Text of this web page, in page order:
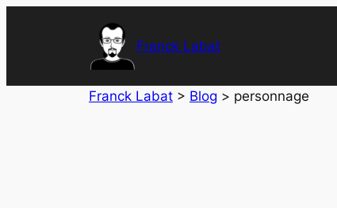
Franck Labat
Franck Labat > Blog > personnage